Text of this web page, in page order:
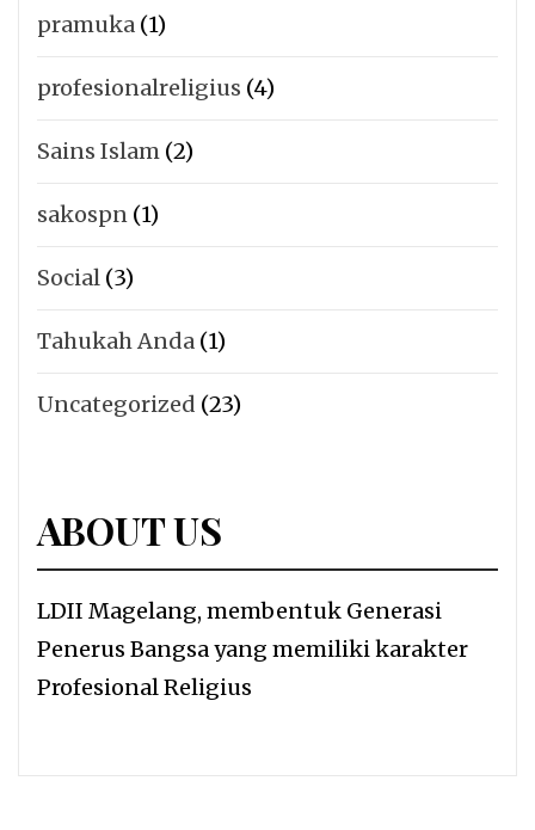
pramuka (1)
profesionalreligius (4)
Sains Islam (2)
sakospn (1)
Social (3)
Tahukah Anda (1)
Uncategorized (23)
ABOUT US
LDII Magelang, membentuk Generasi
Penerus Bangsa yang memiliki karakter
Profesional Religius